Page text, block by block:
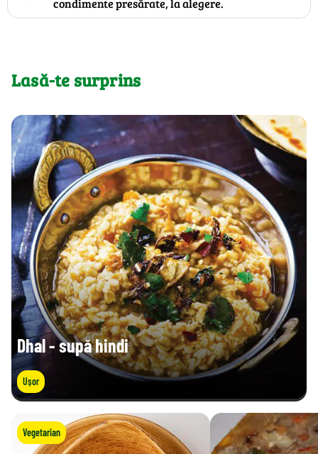
condimente presărate, la alegere.
Lasă-te surprins
Dhal - supă hindi
Ușor
Vegetarian